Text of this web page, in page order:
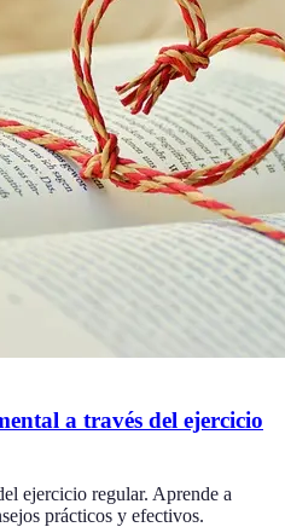
a través del ejercicio
ejercicio regular. Aprende a
prácticos y efectivos.